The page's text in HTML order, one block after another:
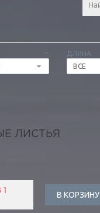
ДЛИНА
ВСЕ
ЛИСТЬЯ
В КОРЗИНУ